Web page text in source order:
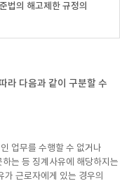
법의 해고제한 규정의
라 다음과 같이 구분할 수
업무를 수행할 수 없거나
는 등 징계사유에 해당하지는
근로자에게 있는 경우의